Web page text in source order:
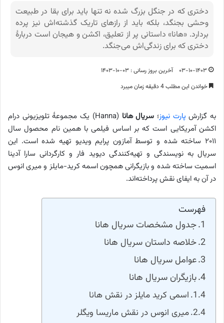
دختری که در جنگل بزرگ شده نه تنها باید برای بقا در طبیعت
وحشی بجنگد، بلکه باید از رازهای تاریک گذشته‌اش نیز پرده
بردارد. «هانا» داستانی پر از تعلیق، اکشن و هیجان است دربارهٔ
دختری که برای زندگی‌اش می‌جنگد.
۰۳-۱۰-۱۴۰۳
آخرین بروز رسانی : ۰۳-۱۰-۱۴۰۳
خواندن این مطلب 4 دقیقه زمان میبرد
به گزارش پارت نیوز؛ سریال هانا
(Hanna) یک مجموعهٔ تلویزیونی درام
اکشن آمریکایی است که بر اساس فیلمی با همین نام محصول سال
۲۰۱۱ ساخته شده و توسط آمازون پرایم ویدیو تهیه شده است. این
سریال به نویسندگی و تهیه‌کنندگی دیوید فار و کارگردانی سارا آدینا
اسمیت ساخته شده و بازیگرانی همچون اسمه کرید-مایلز و میری انوس
در آن به ایفای نقش پرداخته‌اند.
فهرست
جدول مشخصات سریال هانا
خلاصه داستان سریال هانا
عوامل سریال هانا
بازیگران سریال هانا
اسمی کرید مایلز در نقش هانا
میری انوس در نقش ماریسا ویگلر